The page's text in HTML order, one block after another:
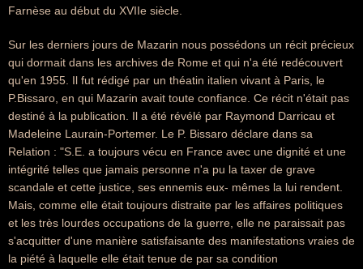
Farnèse au début du XVIIe siècle.
Sur les derniers jours de Mazarin nous possédons un récit précieux
qui dormait dans les archives de Rome et qui n'a été redécouvert
qu'en 1955. Il fut rédigé par un théatin italien vivant à Paris, le
P.Bissaro, en qui Mazarin avait toute confiance. Ce récit n'était pas
destiné à la publication. Il a été révélé par Raymond Darricau et
Madeleine Laurain-Portemer. Le P. Bissaro déclare dans sa
Relation : "S.E. a toujours vécu en France avec une dignité et une
intégrité telles que jamais personne n'a pu la taxer de grave
scandale et cette justice, ses ennemis eux- mêmes la lui rendent.
Mais, comme elle était toujours distraite par les affaires politiques
et les très lourdes occupations de la guerre, elle ne paraissait pas
s'acquitter d'une manière satisfaisante des manifestations vraies de
la piété à laquelle elle était tenue de par sa condition